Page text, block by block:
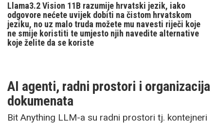
Llama3.2 Vision 11B razumije hrvatski jezik, iako
odgovore nećete uvijek dobiti na čistom hrvatskom
jeziku, no uz malo truda možete mu navesti riječi koje
ne smije koristiti te umjesto njih navedite alternative
koje želite da se koriste
AI agenti, radni prostori i organizacija
dokumenata
Bit Anything LLM-a su radni prostori tj. kontejneri